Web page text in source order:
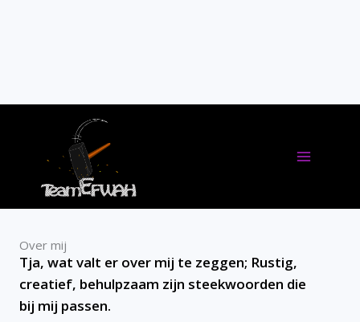
Over mij
Tja, wat valt er over mij te zeggen; Rustig,
creatief, behulpzaam zijn steekwoorden die
bij mij passen.